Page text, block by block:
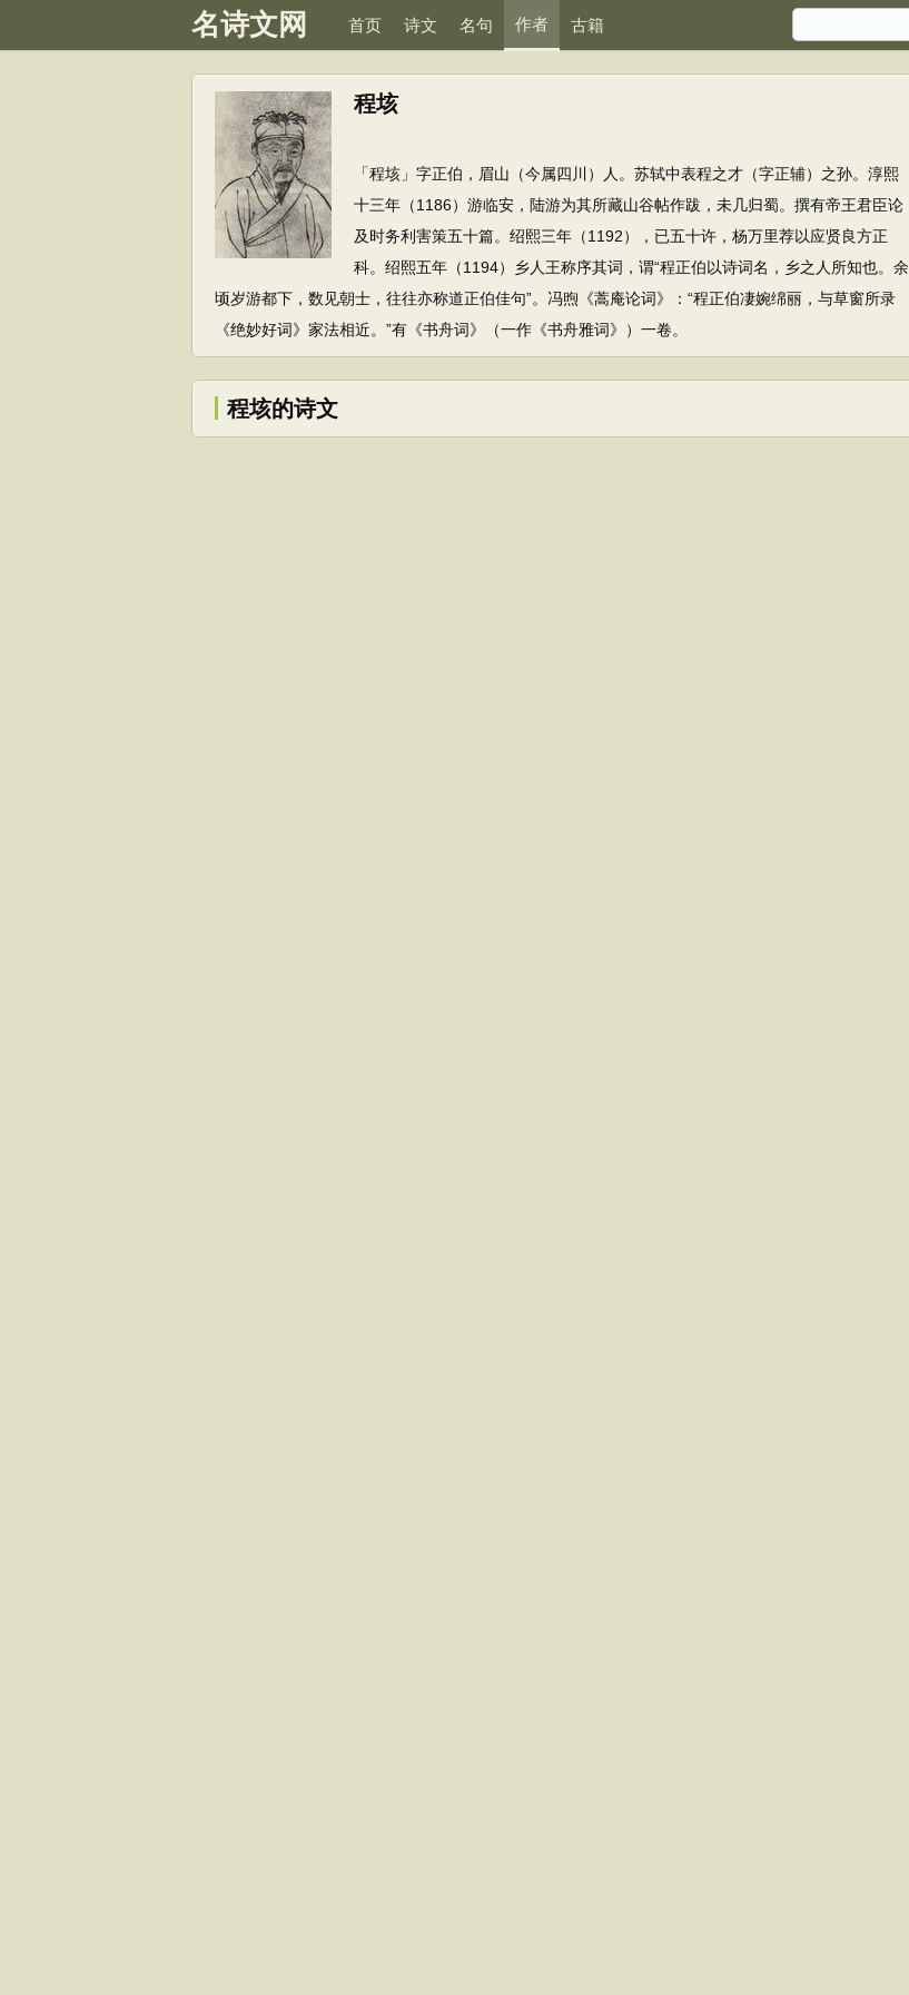
名诗文网 首页 诗文 名句 作者 古籍
程垓
「程垓」字正伯，眉山（今属四川）人。苏轼中表程之才（字正辅）之孙。淳熙
十三年（1186）游临安，陆游为其所藏山谷帖作跋，未几归蜀。撰有帝王君臣论
及时务利害策五十篇。绍熙三年（1192），已五十许，杨万里荐以应贤良方正
科。绍熙五年（1194）乡人王称序其词，谓“程正伯以诗词名，乡之人所知也。余
顷岁游都下，数见朝士，往往亦称道正伯佳句”。冯煦《蒿庵论词》：“程正伯凄婉绵丽，与草窗所录
《绝妙好词》家法相近。”有《书舟词》（一作《书舟雅词》）一卷。
程垓的诗文